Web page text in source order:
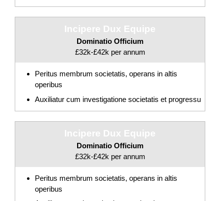
Incipere Dux Equipe
Dominatio Officium
£32k-£42k per annum
Peritus membrum societatis, operans in altis
operibus
Auxiliatur cum investigatione societatis et progressu
Incipere Dux Equipe
Dominatio Officium
£32k-£42k per annum
Peritus membrum societatis, operans in altis
operibus